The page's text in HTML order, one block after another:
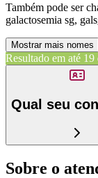
Também pode ser
galactosemia sg,
Mostrar mais nomes
Resultado em até 19
Qual seu
Sobre o